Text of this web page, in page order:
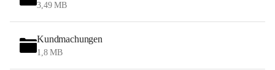
3,49 MB
Kundmachungen
1,8 MB